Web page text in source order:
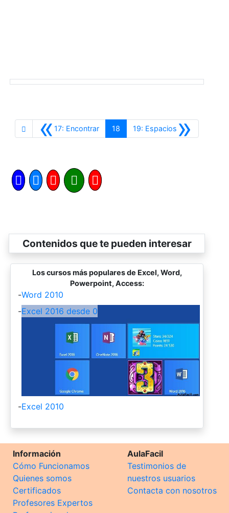
«17: EncontrarAnterior
18 »
19: Espacios Siguiente
Contenidos que te pueden interesar
Los cursos más populares de Excel, Word,
Powerpoint, Access:
-Word 2010
-Excel 2016 desde 0
-Excel 2010
Información
Cómo Funcionamos
Quienes somos
Certificados
Profesores Expertos
AulaFacil
Testimonios de
nuestros usuarios
Contacta con nosotros